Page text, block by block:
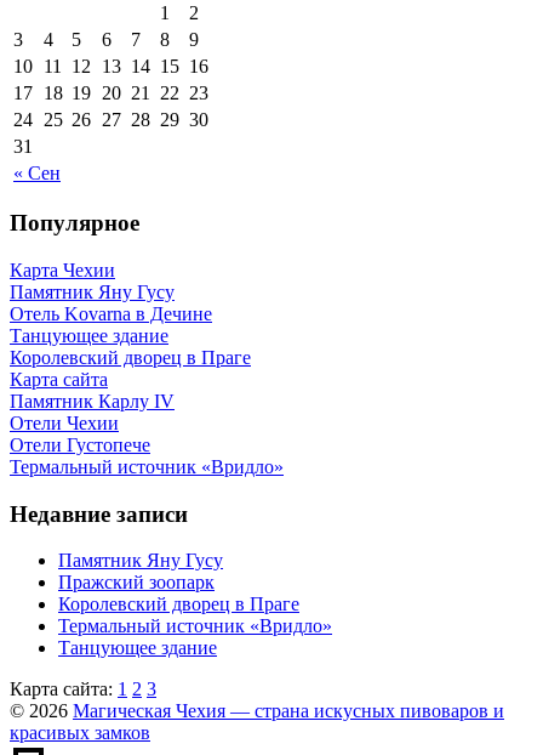
« Сен
1
2
3
4 5 6 7 8
9
10 11 12 13 14 15 16
17 18 19 20 21 22 23
24 25 26 27 28 29 30
31
Популярное
Карта Чехии
Памятник Яну Гусу
Отель Kovarna в Дечине
Танцующее здание
Королевский дворец в Праге
Карта сайта
Памятник Карлу IV
Отели Чехии
Отели Густопече
Термальный источник «Вридло»
Недавние записи
Памятник Яну Гусу
Пражский зоопарк
Королевский дворец в Праге
Термальный источник «Вридло»
Танцующее здание
Карта сайта: 1 2 3
© 2026 Магическая Чехия — страна искусных пивоваров и
красивых замков